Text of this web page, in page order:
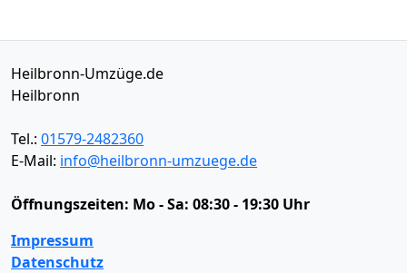
Heilbronn-Umzüge.de
Heilbronn
Tel.: 01579-2482360
E-Mail: info@heilbronn-umzuege.de
Öffnungszeiten: Mo - Sa: 08:30 - 19:30 Uhr
Impressum
Datenschutz